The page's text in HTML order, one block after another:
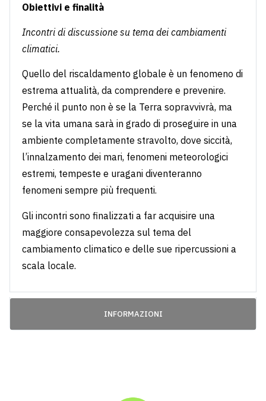
Obiettivi e finalità
Incontri di discussione su tema dei cambiamenti
climatici.
Quello del riscaldamento globale è un fenomeno di
estrema attualità, da comprendere e prevenire.
Perché il punto non è se la Terra sopravvivrà, ma
se la vita umana sarà in grado di proseguire in una
ambiente completamente stravolto, dove siccità,
l’innalzamento dei mari, fenomeni meteorologici
estremi, tempeste e uragani diventeranno
fenomeni sempre più frequenti.
Gli incontri sono finalizzati a far acquisire una
maggiore consapevolezza sul tema del
cambiamento climatico e delle sue ripercussioni a
scala locale.
INFORMAZIONI